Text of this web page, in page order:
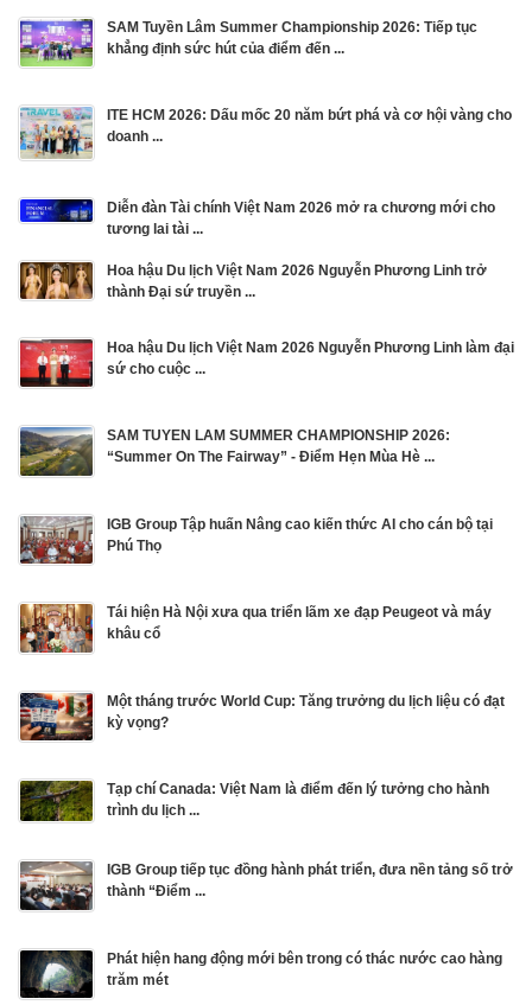
SAM Tuyền Lâm Summer Championship 2026: Tiếp tục
khẳng định sức hút của điểm đến ...
ITE HCM 2026: Dấu mốc 20 năm bứt phá và cơ hội vàng cho
doanh ...
Diễn đàn Tài chính Việt Nam 2026 mở ra chương mới cho
tương lai tài ...
Hoa hậu Du lịch Việt Nam 2026 Nguyễn Phương Linh trở
thành Đại sứ truyền ...
Hoa hậu Du lịch Việt Nam 2026 Nguyễn Phương Linh làm đại
sứ cho cuộc ...
SAM TUYEN LAM SUMMER CHAMPIONSHIP 2026:
“Summer On The Fairway” - Điểm Hẹn Mùa Hè ...
IGB Group Tập huấn Nâng cao kiến thức AI cho cán bộ tại
Phú Thọ
Tái hiện Hà Nội xưa qua triển lãm xe đạp Peugeot và máy
khâu cổ
Một tháng trước World Cup: Tăng trưởng du lịch liệu có đạt
kỳ vọng?
Tạp chí Canada: Việt Nam là điểm đến lý tưởng cho hành
trình du lịch ...
IGB Group tiếp tục đồng hành phát triển, đưa nền tảng số trở
thành “Điểm ...
Phát hiện hang động mới bên trong có thác nước cao hàng
trăm mét